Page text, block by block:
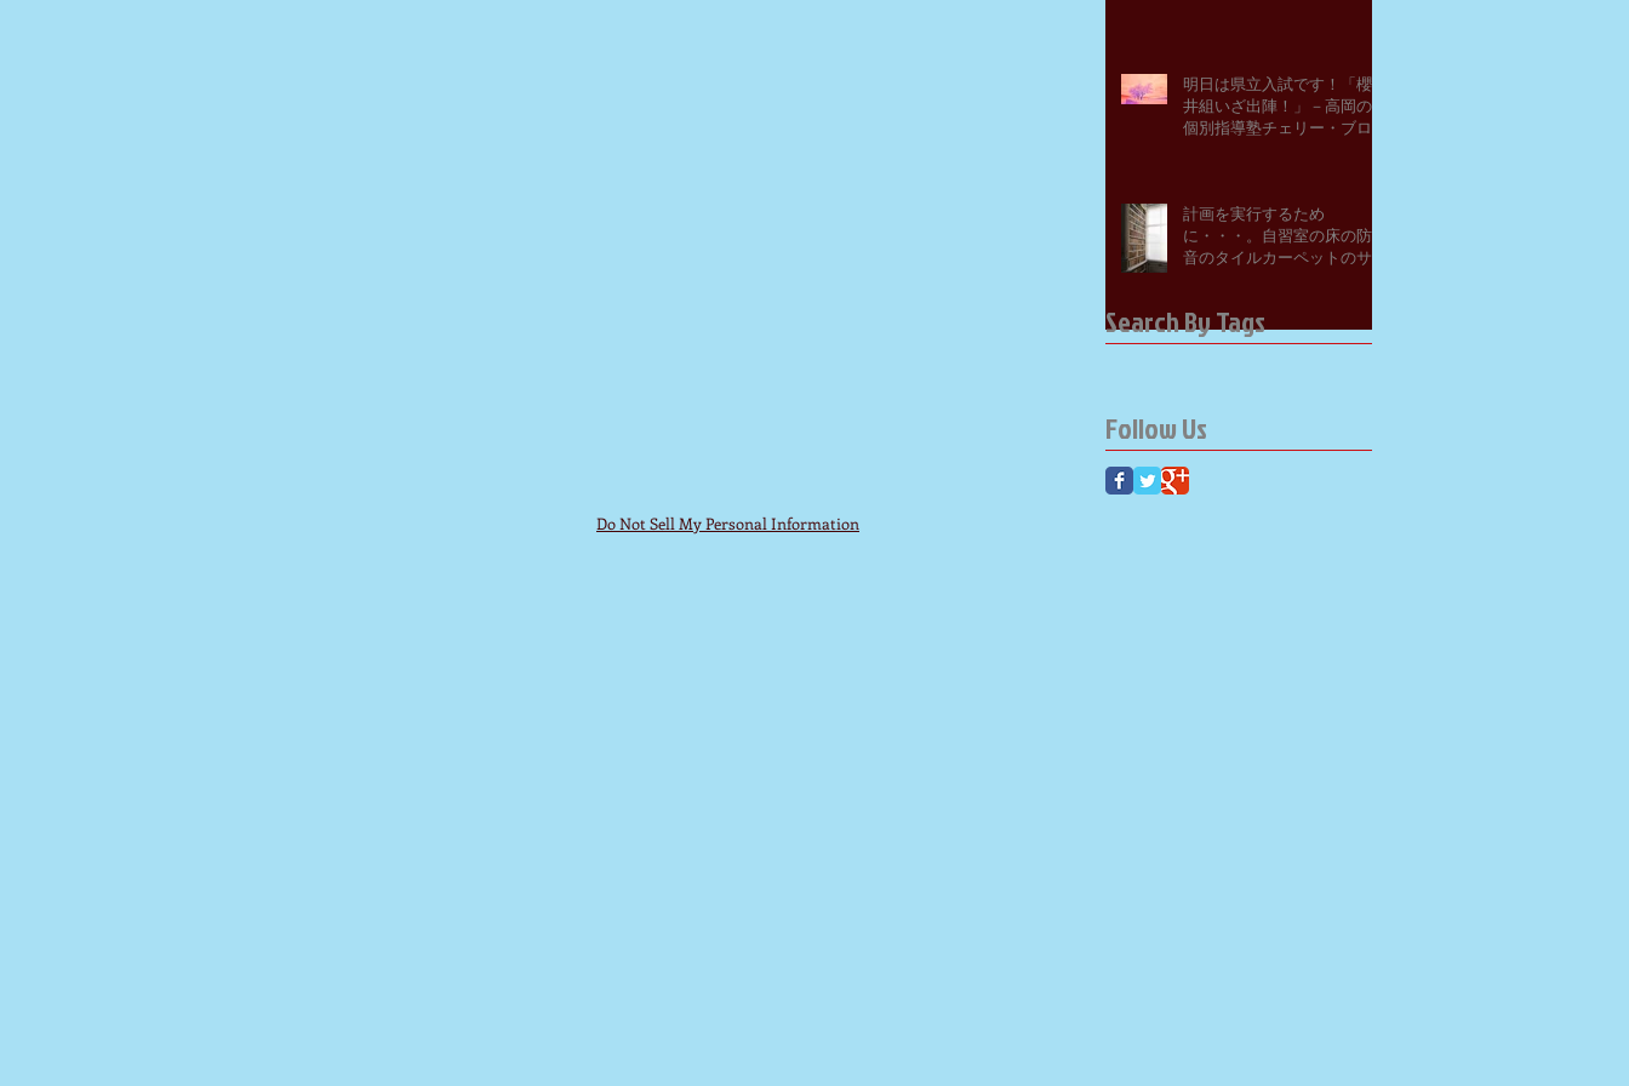
明日は県立入試です！「櫻
井組いざ出陣！」－高岡の
個別指導塾チェリー・ブロ
計画を実行するため
に・・・。自習室の床の防
音のタイルカーペットのサ
塾チェリー・ブロッサム
Search By Tags
Follow Us
Do Not Sell My Personal Information